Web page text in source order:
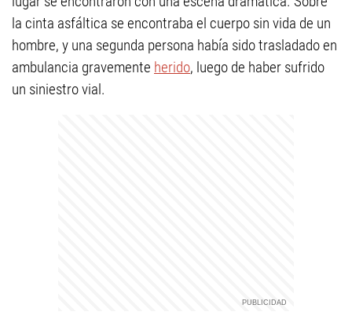
la cinta asfáltica se encontraba el cuerpo sin vida de un
hombre, y una segunda persona había sido trasladado en
ambulancia gravemente herido, luego de haber sufrido
un siniestro vial.